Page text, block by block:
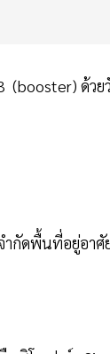
(booster) ด้ว
ำกัดพื้นที่อยู่อาศั